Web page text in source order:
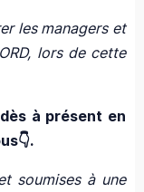
les managers et
, lors de cette
à présent en
soumises à une